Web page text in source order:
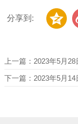
分享到:
上一篇： 2023年5月28
下一篇： 2023年5月14